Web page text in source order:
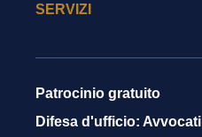
SERVIZI
Patrocinio gratuito
Difesa d'ufficio: Avvocati